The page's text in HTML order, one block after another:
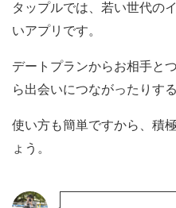
タップルでは、若い世代の
いアプリです。
デートプランからお相手と
ら出会いにつながったりす
使い方も簡単ですから、積
ょう。